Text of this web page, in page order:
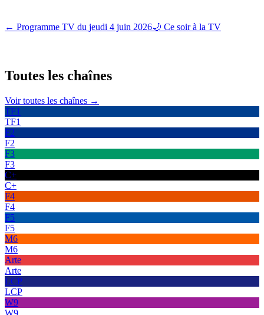
← Programme TV du jeudi 4 juin 2026🌙 Ce soir à la TV
Toutes les chaînes
Voir toutes les chaînes →
TF1
TF1
F2
F2
F3
F3
C+
C+
F4
F4
F5
F5
M6
M6
Arte
Arte
LCP
LCP
W9